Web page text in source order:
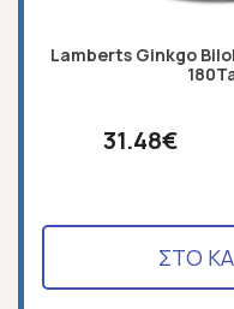
Lamberts Ginkgo
31.48€
ΣΤΟ